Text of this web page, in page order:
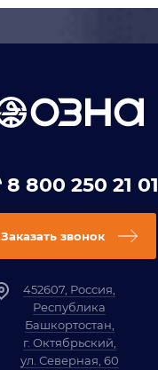
8 800 250 21 01
Заказать звонок
452607, Россия,
Республика
Башкортостан,
г. Октябрьский,
ул. Северная, 60